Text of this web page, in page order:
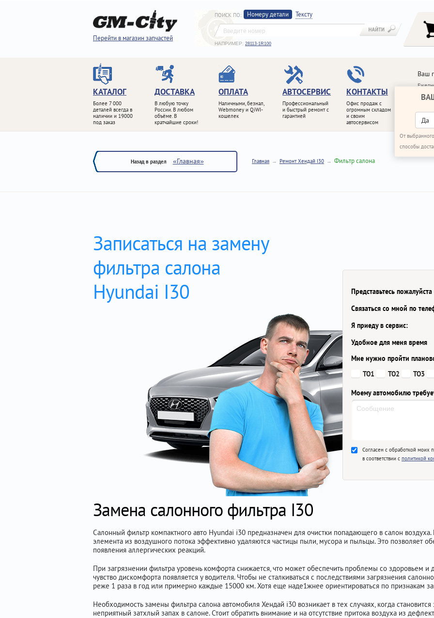
Перейти в магазин запчастей
ПОИСК ПО: Номеру детали Тексту
НАПРИМЕР: 28113-1R100
КАТАЛОГ
Более 7 000
деталей всегда в
наличии и 19000
под заказ
ДОСТАВКА
В любую точку
России. В любом
объёме. В
кратчайшие сроки!
ОПЛАТА
Наличными, безнал,
Webmoney и QiWI-
кошелек
АВТОСЕРВИС
Профессиональный
и быстрый ремонт с
гарантией
КОНТАКТЫ
Офис продаж с
огромным складом
и своим
автосервисом
Ваш
Да
От
способы
+7
Назад в раздел «Главная» Главная Ремонт Хендай I30 Фильтр салона
Записаться на замену
фильтра салона
Hyundai I30
Представьтесь пожалуйста
Связаться со мной по
Я приеду в сервис:
Удобное для меня время
Мне нужно пройти
ТО1
ТО2 ТО3
Моему автомобилю
Согласен с обработкой моих
в соответствии с политикой
Замена салонного фильтра I30
Салонный фильтр компактного авто Hyundai i30 предназначен для очистки попадающего в салон
элемента из воздушного потока эффективно удаляются частицы пыли, мусора и пыльцы. Это позволяет
появления аллергических реакций.
При загрязнении фильтра уровень комфорта снижается, что может обеспечить проблемы со здоровьем и
чувство дискомфорта появляется у водителя. Чтобы не сталкиваться с последствиями загрязнения
реже 1 раза в год или примерно каждые 15000 км. Хотя еще наде1жнее ориентироваться по признакам
Необходимость замены фильтра салона автомобиля Хендай i30 возникает в тех случаях, когда
неприятный затхлый запах в салоне. Стоит обратить внимание и на отсутствие притока воздуха из